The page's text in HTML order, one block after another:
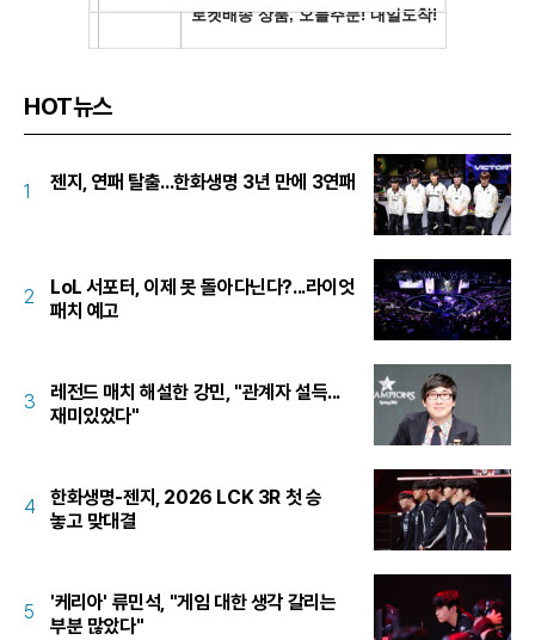
HOT뉴스
1 젠지, 연패 탈출...한화생명 3년 만에 3연패
2
LoL 서포터, 이제 못 돌아다닌다?...라이엇
패치 예고
3
레전드 매치 해설한 강민, "관계자 설득...
재미있었다"
4
한화생명-젠지, 2026 LCK 3R 첫 승
놓고 맞대결
5
'케리아' 류민석, "게임 대한 생각 갈리는
부분 많았다"